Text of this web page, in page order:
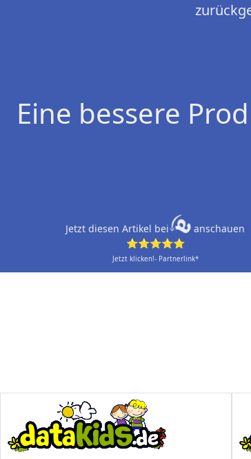
Eine bessere
Jetzt diesen Artikel bei
anschauen
⭐⭐⭐⭐⭐
Jetzt klicken!- Partnerlink*